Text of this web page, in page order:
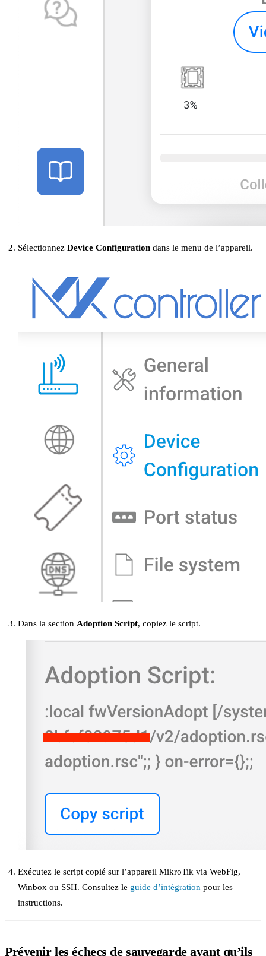
SélectionnezDevice Configuration dans le menu de l’appareil.
Dans la section Adoption Script, copiez le script.
Exécutez le script copié sur l’appareil MikroTik via WebFig,
Winbox ou SSH. Consultez le guide d’intégration pour les
instructions.
Prévenir les échecs de sauvegarde avant qu’ils